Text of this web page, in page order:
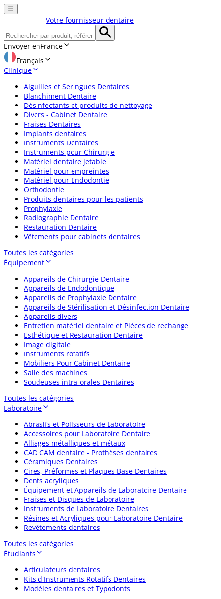
☰
Votre fournisseur dentaire
Envoyer enFrance
Français
Clinique
Aiguilles et Seringues Dentaires
Blanchiment Dentaire
Désinfectants et produits de nettoyage
Divers - Cabinet Dentaire
Fraises Dentaires
Implants dentaires
Instruments Dentaires
Instruments pour Chirurgie
Matériel dentaire jetable
Matériel pour empreintes
Matériel pour Endodontie
Orthodontie
Produits dentaires pour les patients
Prophylaxie
Radiographie Dentaire
Restauration Dentaire
Vêtements pour cabinets dentaires
Toutes les catégories
Équipement
Appareils de Chirurgie Dentaire
Appareils de Endodontique
Appareils de Prophylaxie Dentaire
Appareils de Stérilisation et Désinfection Dentaire
Appareils divers
Entretien matériel dentaire et Pièces de rechange
Esthétique et Restauration Dentaire
Image digitale
Instruments rotatifs
Mobiliers Pour Cabinet Dentaire
Salle des machines
Soudeuses intra-orales Dentaires
Toutes les catégories
Laboratoire
Abrasifs et Polisseurs de Laboratoire
Accessoires pour Laboratoire Dentaire
Alliages métalliques et métaux
CAD CAM dentaire - Prothèses dentaires
Céramiques Dentaires
Cires, Préformes et Plaques Base Dentaires
Dents acryliques
Équipement et Appareils de Laboratoire Dentaire
Fraises et Disques de Laboratoire
Instruments de Laboratoire Dentaires
Résines et Acryliques pour Laboratoire Dentaire
Revêtements dentaires
Toutes les catégories
Étudiants
Articulateurs dentaires
Kits d'Instruments Rotatifs Dentaires
Modèles dentaires et Typodonts